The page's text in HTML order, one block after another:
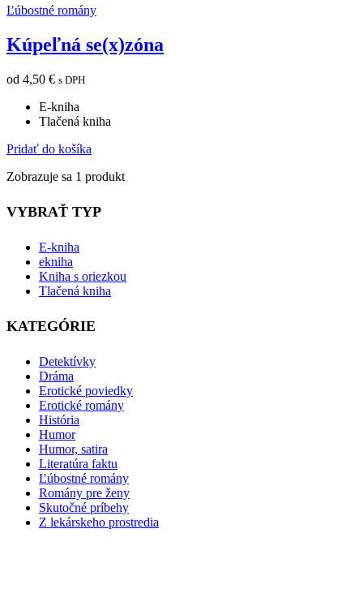
Ľúbostné romány
Kúpeľná se(x)zóna
od 4,50 € s DPH
E-kniha
Tlačená kniha
Pridať do košíka
Zobrazuje sa 1 produkt
VYBRAŤ TYP
E-kniha
ekniha
Kniha s oriezkou
Tlačená kniha
KATEGÓRIE
Detektívky
Dráma
Erotické poviedky
Erotické romány
História
Humor
Humor, satira
Literatúra faktu
Ľúbostné romány
Romány pre ženy
Skutočné príbehy
Z lekárskeho prostredia